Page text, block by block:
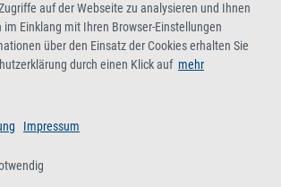
auf der Webseite zu analysieren und Ihnen
Einklang mit Ihren Browser-Einstellungen
über den Einsatz der Cookies erhalten Sie
durch einen Klick auf mehr
Impressum